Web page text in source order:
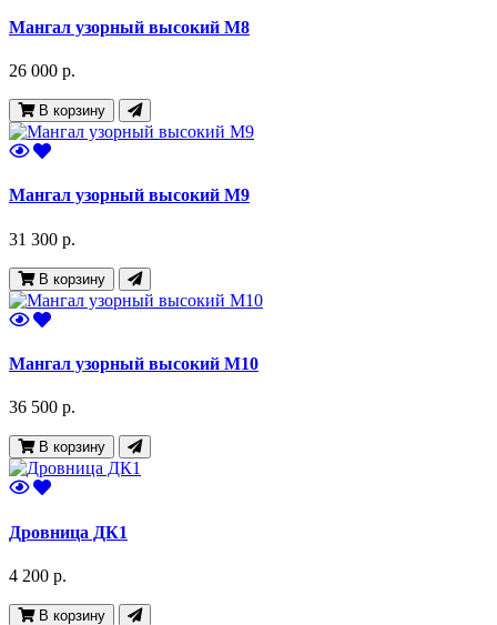
Мангал узорный высокий М8
26 000 р.
В корзину
Мангал узорный высокий М9
31 300 р.
В корзину
Мангал узорный высокий М10
36 500 р.
В корзину
Дровница ДК1
4 200 р.
В корзину